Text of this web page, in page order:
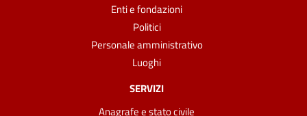
Enti e fondazioni
Politici
Personale amministrativo
Luoghi
SERVIZI
Anagrafe e stato civile